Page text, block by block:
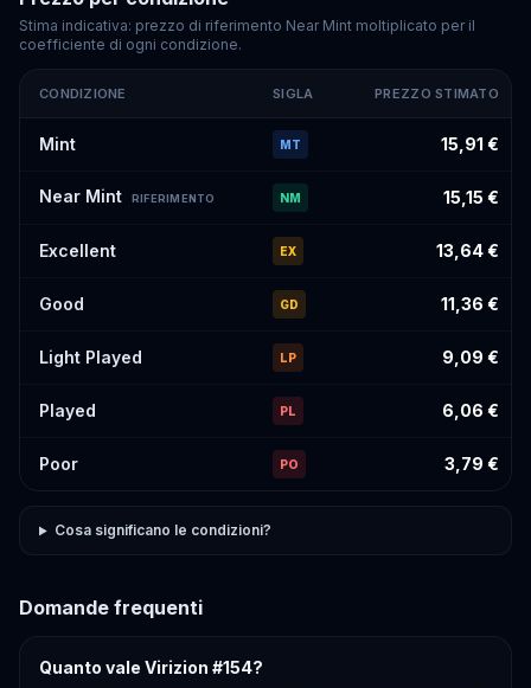
Stima indicativa: prezzo di riferimento Near Mint moltiplicato per il
coefficiente di ogni condizione.
per condizione
CONDIZIONE SIGLA PREZZO STIMATO
Mint MT 15,91 €
Near Mint RIFERIMENTO NM 15,15 €
Excellent EX 13,64 €
Good GD 11,36 €
Light Played LP 9,09 €
Played PL 6,06 €
Poor PO 3,79 €
Cosa significano le condizioni?
Domande frequenti
Quanto vale Virizion #154?